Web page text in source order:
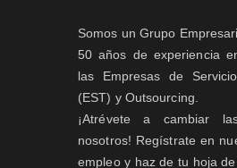
Somos un Grupo
50 años de experiencia
las Empresas de
(EST) y Outsourcing.
¡Atrévete a cambiar
nosotros! Regístrate en
empleo y haz de tu hoja